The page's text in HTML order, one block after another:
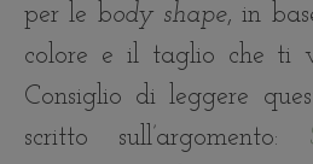
per le body shape, in
colore e il taglio che ti
Consiglio di leggere
scritto sull’argomento: